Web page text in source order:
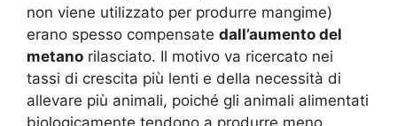
non viene utilizzato per produrre mangime)
erano spesso compensate dall’aumento del
metano rilasciato. Il motivo va ricercato nei
tassi di crescita più lenti e della necessità di
allevare più animali, poiché gli animali alimentati
biologicamente tendono a produrre meno